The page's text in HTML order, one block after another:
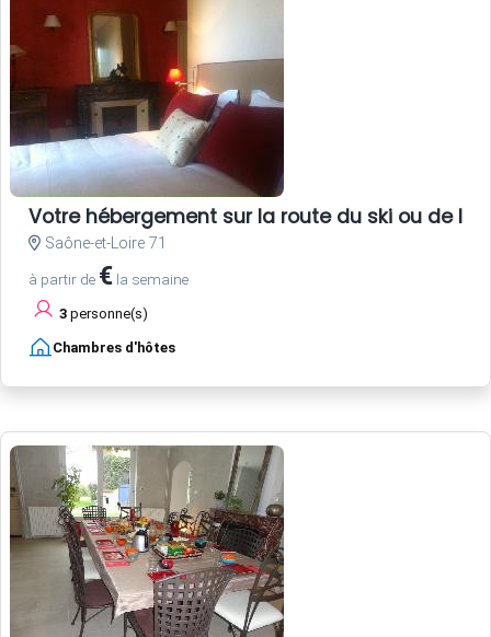
Votre hébergement sur la route du ski ou de la
Saône-et-Loire 71
à partir de € la semaine
3 personne(s)
Chambres d'hôtes